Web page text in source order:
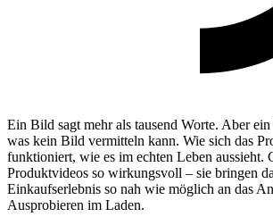
Ein Bild sagt mehr als tausend Worte. Aber
was kein Bild vermitteln kann. Wie sich das
funktioniert, wie es im echten Leben aussieht.
Produktvideos so wirkungsvoll – sie bringen
Einkaufserlebnis so nah wie möglich an das
Ausprobieren im Laden.